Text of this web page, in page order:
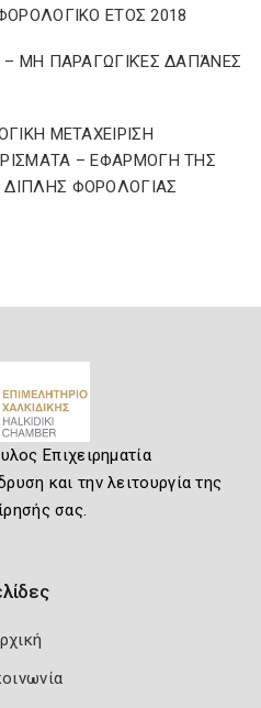
ΕΤΟΣ 2018
– ΜΗ ΠΑΡΑΓΩΓΙΚΈΣ ΔΑΠΆΝΕΣ
ΜΕΤΑΧΕΙΡΙΣΗ
– ΕΦΑΡΜΟΓΗ ΤΗΣ
ΦΟΡΟΛΟΓΙΑΣ
Επιχειρηματία
και την λειτουργία της
σας.